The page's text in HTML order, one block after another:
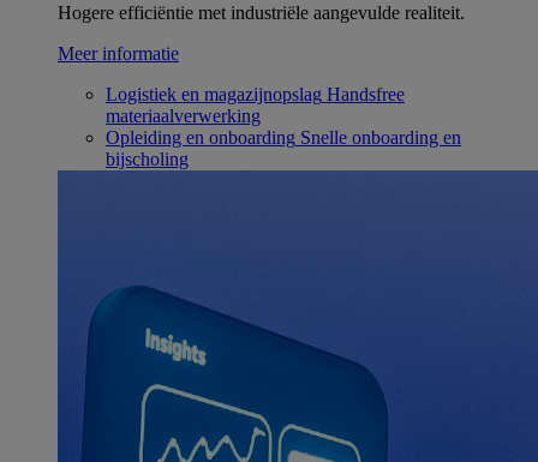
Hogere efficiëntie met industriële aangevulde realiteit.
Meer informatie
Logistiek en magazijnopslag Handsfree
materiaalverwerking
Opleiding en onboarding Snelle onboarding en
bijscholing